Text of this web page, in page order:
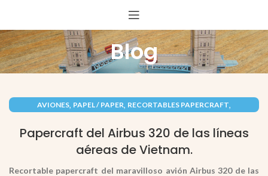
Blog
AVIONES, PAPEL / PAPER, RECORTABLES PAPERCRAFT,
Papercraft del Airbus 320 de las líneas
aéreas de Vietnam.
Recortable papercraft del maravilloso avión Airbus 320 de las